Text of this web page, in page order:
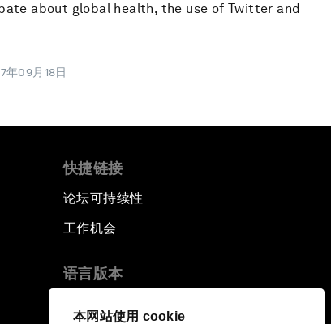
本网站使用 cookie
about global health, the use of Twitter and
年09月18日
快捷链接
论坛可持续性
工作机会
语言版本